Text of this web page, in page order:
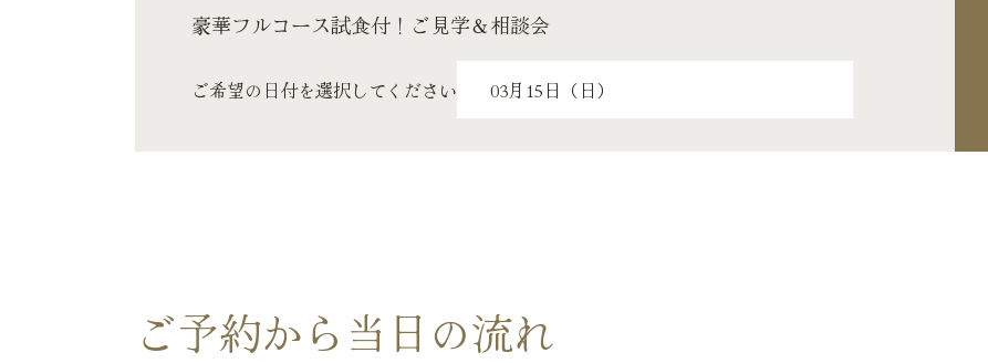
豪華フルコース試食付！ご見学＆相談会
ご希望の日付を選択してください
ご予約から当日の流れ